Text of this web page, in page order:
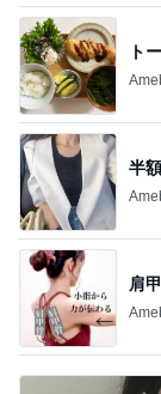
ト
半
肩